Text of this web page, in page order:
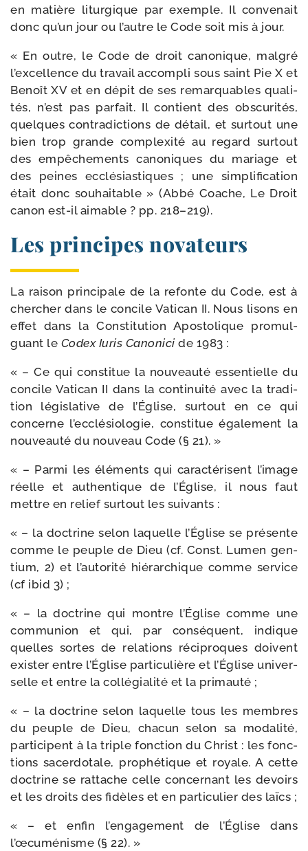
en matière litur­gique par exemple. Il conve­nait
donc qu’un jour ou l’autre le Code soit mis à jour.
« En outre, le Code de droit cano­nique, mal­gré
l’excellence du tra­vail accom­pli sous saint Pie X et
Benoît XV et en dépit de ses remar­quables qua­li­
tés, n’est pas par­fait. Il contient des obs­cu­ri­tés,
quelques contra­dic­tions de détail, et sur­tout une
bien trop grande com­plexi­té au regard sur­tout
des empê­che­ments cano­niques du mariage et
des peines ecclé­sias­tiques ; une sim­pli­fi­ca­tion
était donc sou­hai­table » (Abbé Coache, Le Droit
canon est-​il aimable ? pp. 218–219).
Les principes novateurs
La rai­son prin­ci­pale de la refonte du Code, est à
cher­cher dans le concile Vatican II. Nous lisons en
effet dans la Constitution Apostolique pro­mul­
guant le Codex Iuris Canonici de 1983 :
« – Ce qui consti­tue la nou­veau­té essen­tielle du
concile Vatican II dans la conti­nui­té avec la tra­di­
tion légis­la­tive de l’Église, sur­tout en ce qui
concerne l’ecclésiologie, consti­tue éga­le­ment la
nou­veau­té du nou­veau Code (§ 21). »
« – Parmi les élé­ments qui carac­té­risent l’image
réelle et authen­tique de l’Église, il nous faut
mettre en relief sur­tout les suivants :
« – la doc­trine selon laquelle l’Église se pré­sente
comme le peuple de Dieu (cf. Const. Lumen gen­
tium, 2) et l’autorité hié­rar­chique comme ser­vice
(cf ibid 3) ;
« – la doc­trine qui montre l’Église comme une
com­mu­nion et qui, par consé­quent, indique
quelles sortes de rela­tions réci­proques doivent
exis­ter entre l’Église par­ti­cu­lière et l’Église uni­ver­
selle et entre la col­lé­gia­li­té et la primauté ;
« – la doc­trine selon laquelle tous les membres
du peuple de Dieu, cha­cun selon sa moda­li­té,
par­ti­cipent à la triple fonc­tion du Christ : les fonc­
tions sacer­do­tale, pro­phé­tique et royale. A cette
doc­trine se rat­tache celle concer­nant les devoirs
et les droits des fidèles et en par­ti­cu­lier des laïcs ;
« – et enfin l’engagement de l’Église dans
l’œcuménisme (§ 22). »